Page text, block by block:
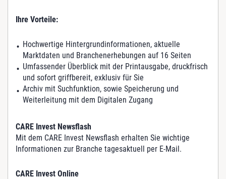
Ihre Vorteile:
Hochwertige Hintergrundinformationen, aktuelle
Marktdaten und Branchenerhebungen auf 16 Seiten
Umfassender Überblick mit der Printausgabe, druckfrisch
und sofort griffbereit, exklusiv für Sie
Archiv mit Suchfunktion, sowie Speicherung und
Weiterleitung mit dem Digitalen Zugang
CARE Invest Newsflash
Mit dem CARE Invest Newsflash erhalten Sie wichtige
Informationen zur Branche tagesaktuell per E-Mail.
CARE Invest Online